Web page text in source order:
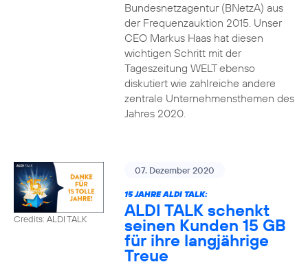
Bundesnetzagentur (BNetzA) aus
der Frequenzauktion 2015. Unser
CEO Markus Haas hat diesen
wichtigen Schritt mit der
Tageszeitung WELT ebenso
diskutiert wie zahlreiche andere
zentrale Unternehmensthemen des
Jahres 2020.
Credits: ALDI TALK
07. Dezember 2020
15 JAHRE ALDI TALK:
ALDI TALK schenkt
seinen Kunden 15 GB
für ihre langjährige
Treue